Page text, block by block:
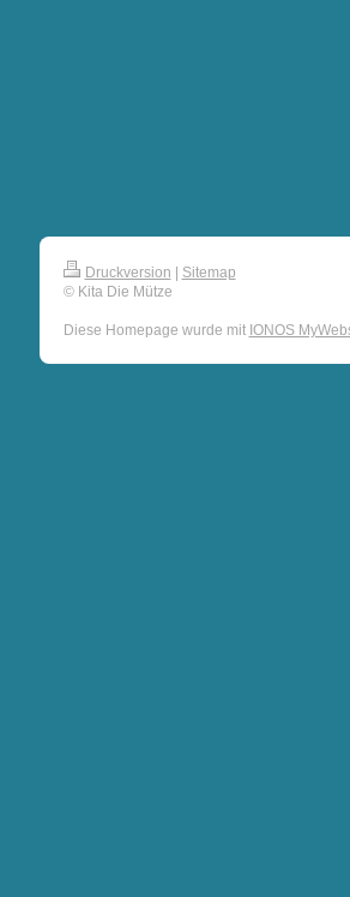
Druckversion | Sitemap
© Kita Die Mütze
Diese Homepage wurde mit IONOS